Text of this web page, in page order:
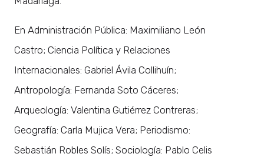
En Administración Pública: Maximiliano León
Castro; Ciencia Política y Relaciones
Internacionales: Gabriel Ávila Collihuín;
Antropología: Fernanda Soto Cáceres;
Arqueología: Valentina Gutiérrez Contreras;
Geografía: Carla Mujica Vera; Periodismo:
Sebastián Robles Solís; Sociología: Pablo Celis